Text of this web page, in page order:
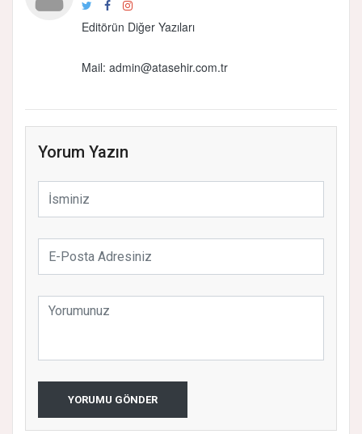
Editörün Diğer Yazıları
Mail: admin@atasehir.com.tr
Yorum Yazın
YORUMU GÖNDER